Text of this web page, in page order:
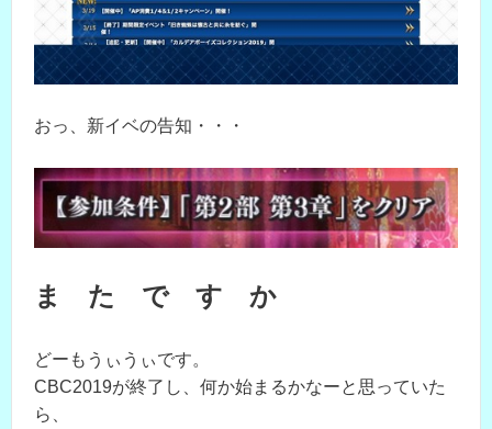
おっ、新イベの告知・・・
ま た で す か
どーもうぃうぃです。
CBC2019が終了し、何か始まるかなーと思っていた
ら、